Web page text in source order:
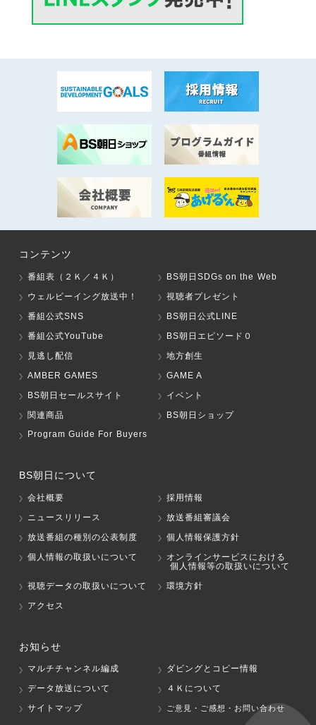
コンテンツ
番組表（２Ｋ／４Ｋ）
BS朝日SDGs on the Web
ウェルビーイング放送中！
視聴者プレゼント
番組公式SNS
BS朝日公式LINE
番組公式YouTube
BS朝日エピソード０
見逃し配信
地方創生
AMBER GAMES
GAME A
BS朝日セールスサイト
イベント
関連商品
BS朝日ショップ
Program Guide For Buyers
BS朝日について
会社概要
採用情報
ニュースリリース
放送番組審議会
放送番組の種別の公表制度
個人情報保護方針
個人情報の取扱いについて
オンラインサービスにおける
個人情報等の取扱いについて
視聴データの取扱いについて
環境方針
アクセス
お知らせ
マルチチャンネル編成
ダビングとコピー情報
データ放送について
４Ｋについて
サイトマップ
ご意見・ご感想・お問い合わせ